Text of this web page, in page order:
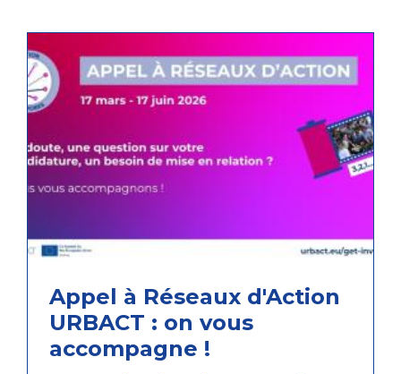
Appel à Réseaux d'Action
URBACT : on vous
accompagne !